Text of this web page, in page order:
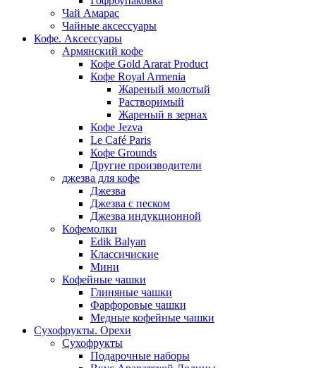
Чай Амарас
Чайные аксессуары
Кофе. Аксессуары
Армянский кофе
Кофе Gold Ararat Product
Кофе Royal Armenia
Жареный молотый
Растворимый
Жареный в зернах
Кофе Jezva
Le Café Paris
Кофе Grounds
Другие производители
джезва для кофе
Джезва
Джезва с песком
Джезва индукционной
Кофемолки
Edik Balyan
Классичиские
Мини
Кофейные чашки
Глиняные чашки
Фарфоровые чашки
Медные кофейные чашки
Сухофрукты. Орехи
Сухофрукты
Подарочные наборы